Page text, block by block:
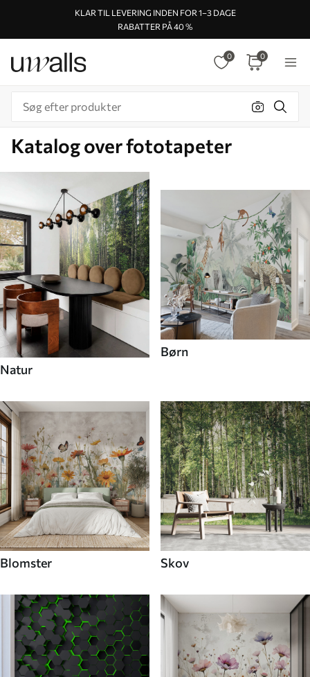
KLAR TIL LEVERING INDEN FOR 1–3 DAGE
RABATTER PÅ 40 %
0 0
Katalog over fototapeter
Natur
Børn
Blomster Skov